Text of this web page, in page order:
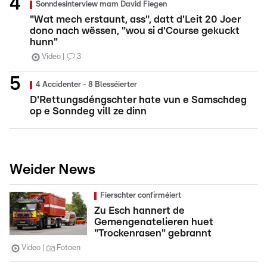
Sonndesinterview mam David Fiegen
"Wat mech erstaunt, ass", datt d'Leit 20 Joer
dono nach wëssen, "wou si d'Course gekuckt
hunn"
Video 3
4 Accidenter - 8 Blesséierter
D'Rettungsdéngschter hate vun e Samschdeg
op e Sonndeg vill ze dinn
Weider News
Fierschter confirméiert
Zu Esch hannert de
Gemengenatelieren huet
"Trockenrasen" gebrannt
Video Fotoen